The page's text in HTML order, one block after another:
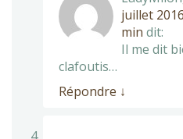
juillet
min dit:
Il me dit
clafoutis…
Répondre ↓